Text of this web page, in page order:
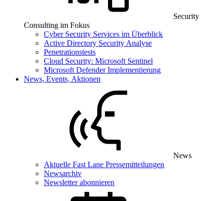
Security
Consulting im Fokus
Cyber Security Services im Überblick
Active Directory Security Analyse
Penetrationstests
Cloud Security: Microsoft Sentinel
Microsoft Defender Implementierung
News, Events, Aktionen
News
Aktuelle Fast Lane Pressemitteilungen
Newsarchiv
Newsletter abonnieren